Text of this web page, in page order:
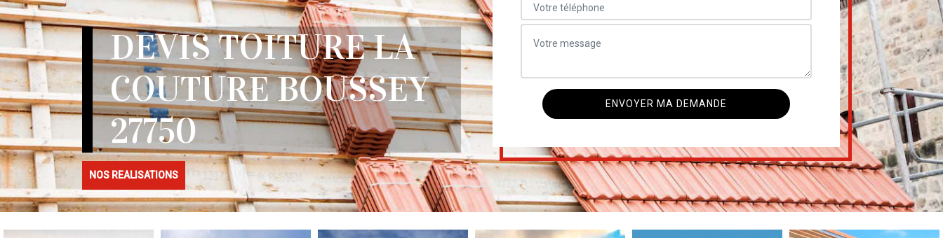
DEVIS TOITURE LA
COUTURE BOUSSEY
27750
NOS REALISATIONS